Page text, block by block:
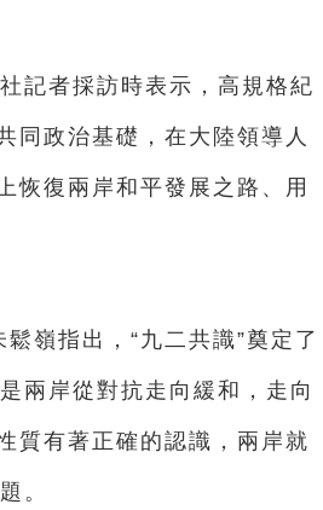
者採訪時表示，高規格紀
同政治基礎，在大陸領導人
恢復兩岸和平發展之路、用
嶺指出，“九二共識”奠定了
兩岸從對抗走向緩和，走向
質有著正確的認識，兩岸就
。